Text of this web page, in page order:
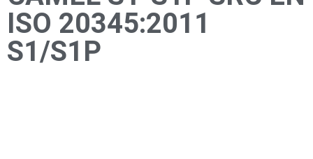
ISO 20345:2011
S1/S1P